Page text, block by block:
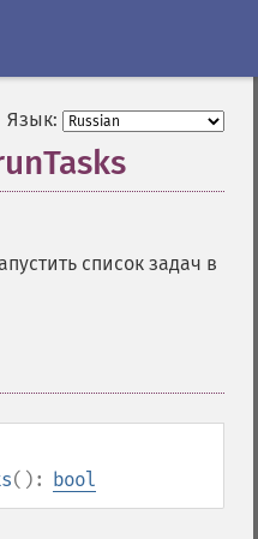
Язык:
список задач в
(): bool